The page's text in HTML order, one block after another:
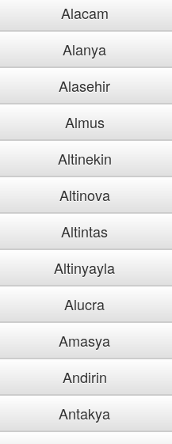
Alacam
Alanya
Alasehir
Almus
Altinekin
Altinova
Altintas
Altinyayla
Alucra
Amasya
Andirin
Antakya